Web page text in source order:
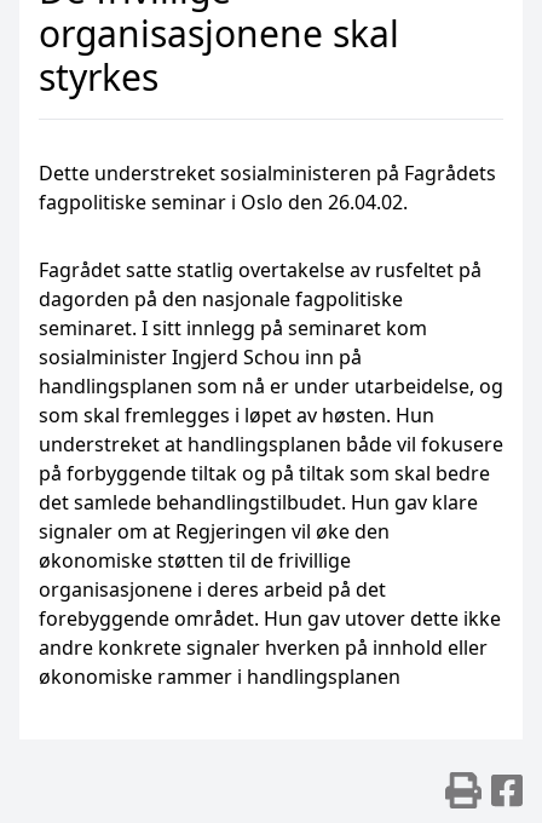
organisasjonene skal
styrkes
Dette understreket sosialministeren på Fagrådets
fagpolitiske seminar i Oslo den 26.04.02.
Fagrådet satte statlig overtakelse av rusfeltet på
dagorden på den nasjonale fagpolitiske
seminaret. I sitt innlegg på seminaret kom
sosialminister Ingjerd Schou inn på
handlingsplanen som nå er under utarbeidelse, og
som skal fremlegges i løpet av høsten. Hun
understreket at handlingsplanen både vil fokusere
på forbyggende tiltak og på tiltak som skal bedre
det samlede behandlingstilbudet. Hun gav klare
signaler om at Regjeringen vil øke den
økonomiske støtten til de frivillige
organisasjonene i deres arbeid på det
forebyggende området. Hun gav utover dette ikke
andre konkrete signaler hverken på innhold eller
økonomiske rammer i handlingsplanen